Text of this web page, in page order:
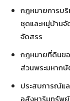
กฎหมายการบ
ชุดและหมู่บ้าน
จัดสรร
กฎหมายที่ดินข
ส่วนพระมหาก
ประสบการณ์แ